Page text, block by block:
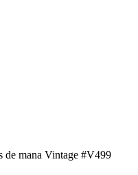
de mana Vintage #V499